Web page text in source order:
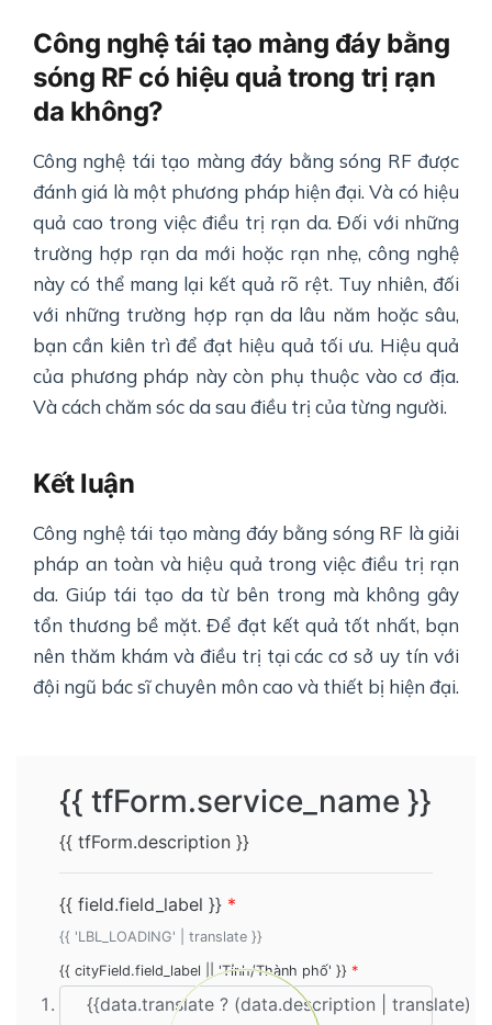
Công nghệ tái tạo màng đáy bằng
sóng RF có hiệu quả trong trị rạn
da không?
Công nghệ tái tạo màng đáy bằng sóng RF được
đánh giá là một phương pháp hiện đại. Và có hiệu
quả cao trong việc điều trị rạn da. Đối với những
trường hợp rạn da mới hoặc rạn nhẹ, công nghệ
này có thể mang lại kết quả rõ rệt. Tuy nhiên, đối
với những trường hợp rạn da lâu năm hoặc sâu,
bạn cần kiên trì để đạt hiệu quả tối ưu. Hiệu quả
của phương pháp này còn phụ thuộc vào cơ địa.
Và cách chăm sóc da sau điều trị của từng người.
Kết luận
Công nghệ tái tạo màng đáy bằng sóng RF là giải
pháp an toàn và hiệu quả trong việc điều trị rạn
da. Giúp tái tạo da từ bên trong mà không gây
tổn thương bề mặt. Để đạt kết quả tốt nhất, bạn
nên thăm khám và điều trị tại các cơ sở uy tín với
đội ngũ bác sĩ chuyên môn cao và thiết bị hiện đại.